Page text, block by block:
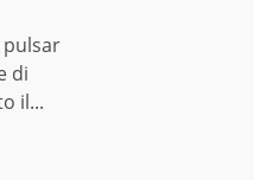
pulsar
di
il...